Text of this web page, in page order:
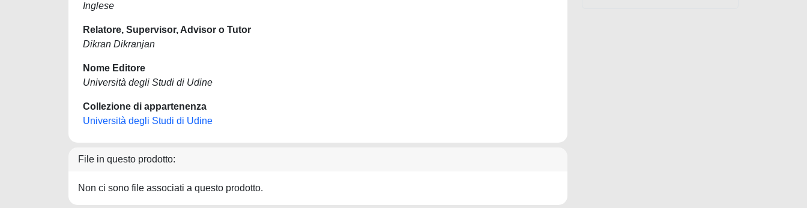
Inglese
Relatore, Supervisor, Advisor o Tutor
Dikran Dikranjan
Nome Editore
Università degli Studi di Udine
Collezione di appartenenza
Università degli Studi di Udine
File in questo prodotto:
Non ci sono file associati a questo prodotto.